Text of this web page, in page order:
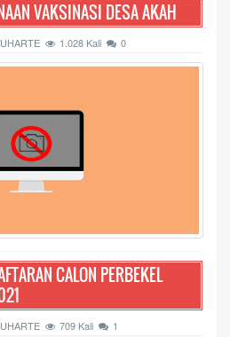
VAKSINASI DESA AKAH
1.028 Kali 0
CALON PERBEKEL
709 Kali 1